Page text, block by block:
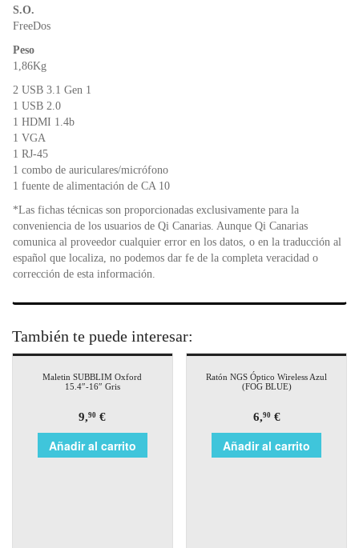
S.O.
FreeDos
Peso
1,86Kg
2 USB 3.1 Gen 1
1 USB 2.0
1 HDMI 1.4b
1 VGA
1 RJ-45
1 combo de auriculares/micrófono
1 fuente de alimentación de CA 10
*Las fichas técnicas son proporcionadas exclusivamente para la
conveniencia de los usuarios de Qi Canarias. Aunque Qi Canarias
comunica al proveedor cualquier error en los datos, o en la traducción al
español que localiza, no podemos dar fe de la completa veracidad o
corrección de esta información.
También te puede interesar:
Maletin SUBBLIM Oxford
15.4″-16″ Gris
9,90 €
Añadir al carrito
Ratón NGS Óptico Wireless Azul
(FOG BLUE)
6,90€
Añadir al carrito